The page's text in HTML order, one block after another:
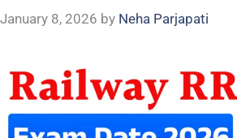
January 8, 2026 by Neha Parjapati